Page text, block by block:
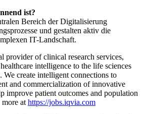
ist?
Bereich der Digitalisierung
und gestalten aktiv die
IT-Landschaft.
provider of clinical research services,
intelligence to the life sciences
We create intelligent connections to
and commercialization of innovative
improve patient outcomes and population
at https://jobs.iqvia.com